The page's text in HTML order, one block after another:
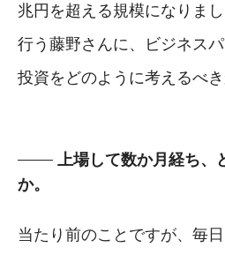
兆円を超える規模になりま
行う藤野さんに、ビジネス
投資をどのように考えるべき
上場して数か月経ち
か。
当たり前のことですが、毎